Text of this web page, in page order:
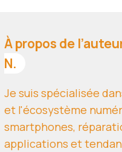
À propos de
N.
Je suis spécialisée
et l'écosystème
smartphones,
applications et